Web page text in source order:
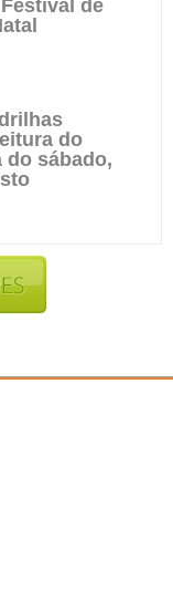
de
do
do sábado,